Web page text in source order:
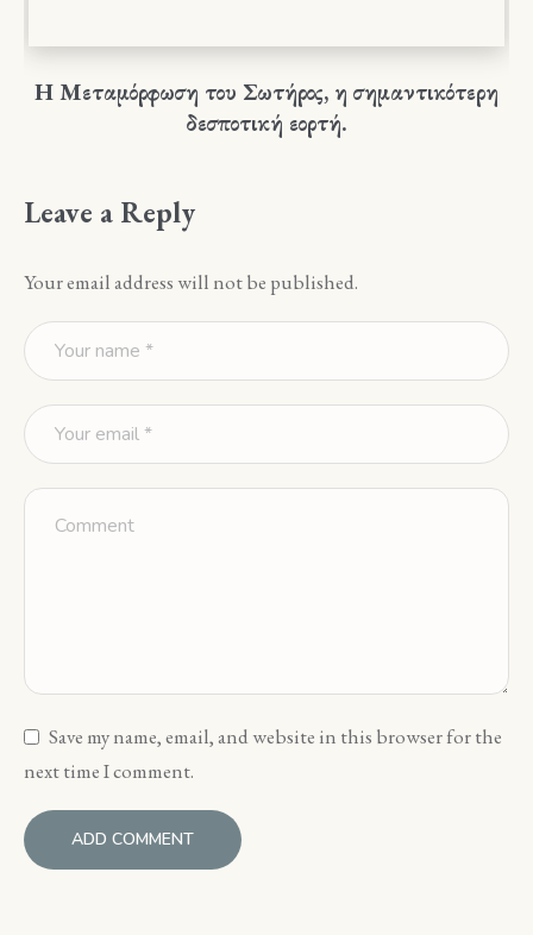
Η Μεταμόρφωση του Σωτήρος, η σημαντικότερη
δεσποτική εορτή.
Leave a Reply
Your email address will not be published.
Save my name, email, and website in this browser for the
next time I comment.